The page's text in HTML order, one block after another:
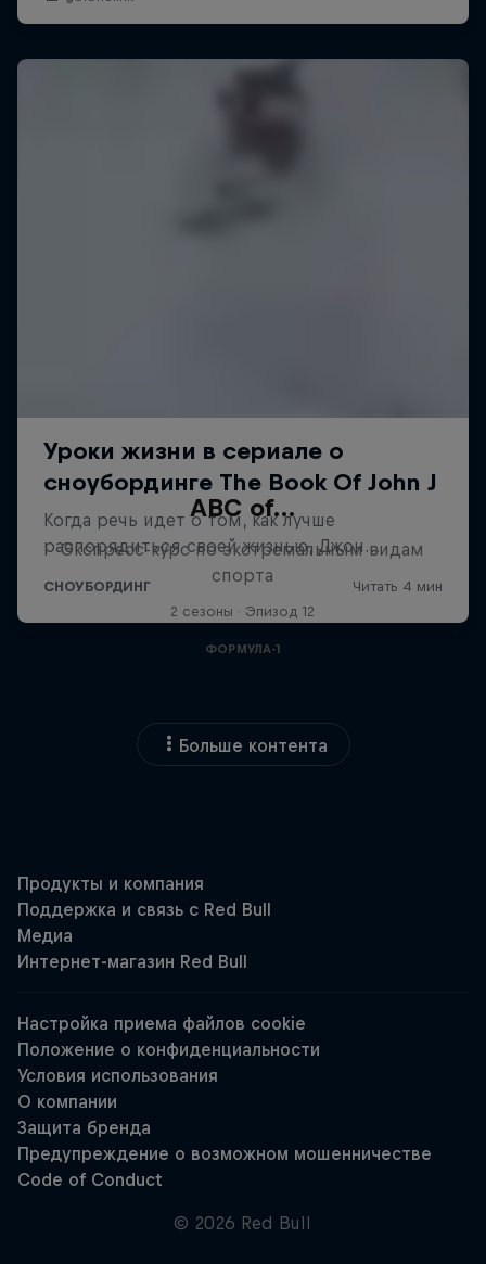
ABC of…
Экспресс-курс по экстремальным видам
спорта
2 сезоны · Эпизод 12
ФОРМУЛА-1
Больше контента